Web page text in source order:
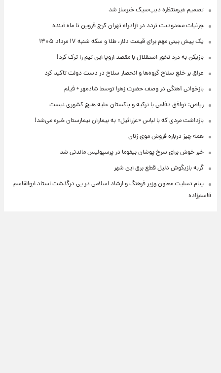
تصمیم غیرمنتظره دیپ‌سیک خبرساز شد
جزئیات محدودیت تردد در آزادراه تهران کرج قزوین تا ماه آینده
یک پیش ‌بینی مهم برای قیمت دلار، طلا و سکه شنبه ۱۷ مرداد ۱۴۰۵
بازیکن به درد نخور استقلال با مقصد اروپا این تیم را ترک کرد!
عراق بر خلع سلاح گروه‌ها و انحصار سلاح در دست دولت تاکید کرد
بازخوانی آهنگی در وصف حضرت زهرا توسط شادمهر + فیلم
ریاض: توافق دفاعی با ترکیه و پاکستان علیه هیچ کشوری نیست
بازداشت مردی که با لباس «عزرائیل» به بیماران بیمارستان خیره می‌شد!
همه چیز درباره فروش موی زنان
خبر خوش برای سرخ پوشان بیفوما در پرسپولیس ماندنی شد
گربه بازیگوش دلیل قطع برق این شهر
پیام تسلیت معاون وزیر فرهنگ و ارشاد اسلامی در پی درگذشت استاد ابوالقاسم
قاسم‌زاده